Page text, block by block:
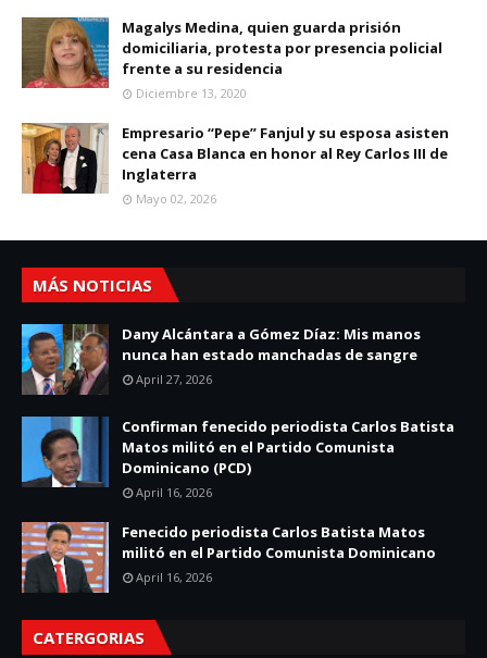
Magalys Medina, quien guarda prisión
domiciliaria, protesta por presencia policial
frente a su residencia
Diciembre 13, 2020
Empresario “Pepe” Fanjul y su esposa asisten
cena Casa Blanca en honor al Rey Carlos III de
Inglaterra
Mayo 02, 2026
MÁS NOTICIAS
Dany Alcántara a Gómez Díaz: Mis manos
nunca han estado manchadas de sangre
April 27, 2026
Confirman fenecido periodista Carlos Batista
Matos militó en el Partido Comunista
Dominicano (PCD)
April 16, 2026
Fenecido periodista Carlos Batista Matos
militó en el Partido Comunista Dominicano
April 16, 2026
CATERGORIAS